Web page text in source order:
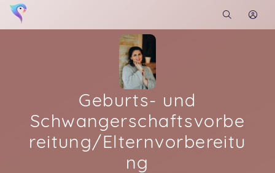
Geburts- und
Schwangerschaftsvorbe
reitung/Elternvorbereitu
ng